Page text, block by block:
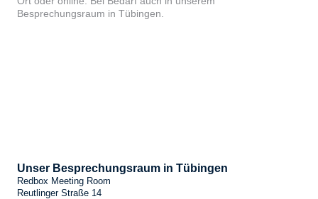
Besprechungsraum in Tübingen.
Unser Besprechungsraum in Tübingen
Redbox Meeting Room
Reutlinger Straße 14